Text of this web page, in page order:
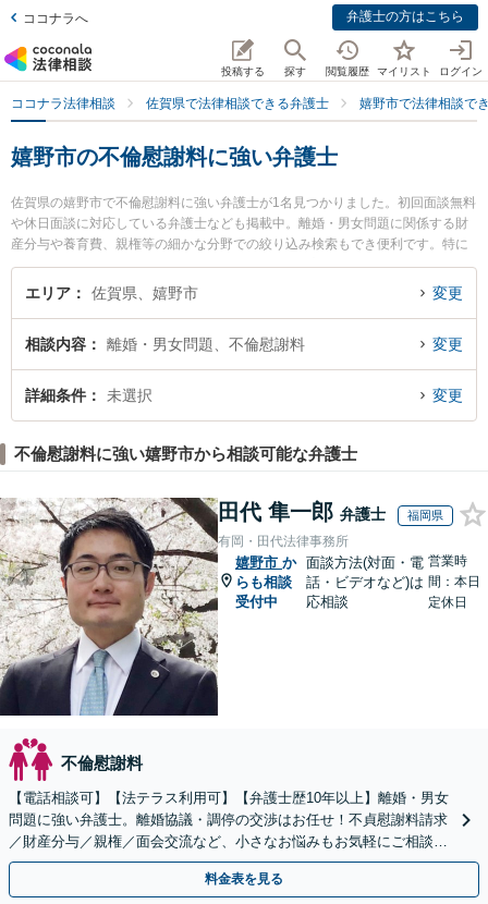
ココナラへ 弁護士の方はこちら
投稿する 探す 閲覧履歴 マイリスト ログイン
ココナラ法律相談 佐賀県で法律相談できる弁護士 嬉野市で法律相談で
嬉野市の不倫慰謝料に強い弁護士
佐賀県の嬉野市で不倫慰謝料に強い弁護士が1名見つかりました。初回面談無料
や休日面談に対応している弁護士なども掲載中。離婚・男女問題に関係する財
産分与や養育費、親権等の細かな分野での絞り込み検索もでき便利です。特に
ひぜん嬉野・芯鋭法律事務所の藤藪 貴治弁護士のプロフィール情報や弁護士費
用、強みなどが注目されています。『嬉野市で土日や夜間に発生した不倫慰謝
料のトラブルを今すぐに弁護士に相談したい』『不倫慰謝料のトラブル解決の
談できる嬉野市内の弁護士に相談予約したい』などでお困りの相談者さんにお
すすめです。
エリア 佐賀県、嬉野市 変更
相談内容 離婚・男女問題、不倫慰謝料 変更
詳細条件 未選択 変更
不倫慰謝料に強い嬉野市から相談可能な弁護士
田代 隼一郎 弁護士 福岡県
有岡・田代法律事務所
嬉野市 か
らも相談
受付中
面談方法(対面・電
話・ビデオなど)は
応相談
営業時
間：本日
定休日
不倫慰謝料
【電話相談可】【法テラス利用可】【弁護士歴10年以上】離婚・男女
問題に強い弁護士。離婚協議・調停の交渉はお任せ！不貞慰謝料請求
／財産分与／親権／面会交流など、小さなお悩みもお気軽にご相談く
ださい【夜間・休日面談可】【完全個室】【赤坂駅1分】
料金表を見る